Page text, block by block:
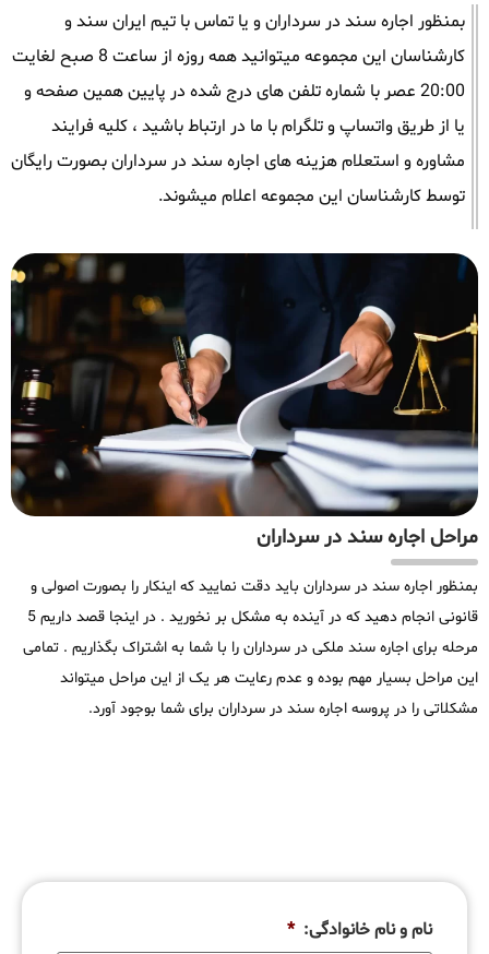
بمنظور اجاره سند در سرداران و یا تماس با تیم ایران سند و
کارشناسان این مجموعه میتوانید همه روزه از ساعت 8 صبح لغایت
20:00 عصر با شماره تلفن های درج شده در پایین همین صفحه و
یا از طریق واتساپ و تلگرام با ما در ارتباط باشید ، کلیه فرایند
مشاوره و استعلام هزینه های اجاره سند در سرداران بصورت رایگان
توسط کارشناسان این مجموعه اعلام میشوند.
مراحل اجاره سند در سرداران
بمنظور اجاره سند در سرداران باید دقت نمایید که اینکار را بصورت اصولی و
قانونی انجام دهید که در آینده به مشکل بر نخورید . در اینجا قصد داریم 5
مرحله برای اجاره سند ملکی در سرداران را با شما به اشتراک بگذاریم . تمامی
این مراحل بسیار مهم بوده و عدم رعایت هر یک از این مراحل میتواند
مشکلاتی را در پروسه اجاره سند در سرداران برای شما بوجود آورد.
نام و نام خانوادگی: *